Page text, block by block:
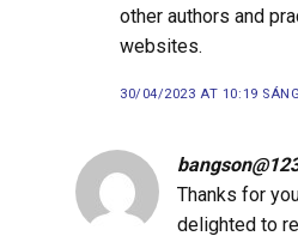
other authors and
websites.
30/04/2023 AT 10:19 SÁNG
Thanks for
delighted to